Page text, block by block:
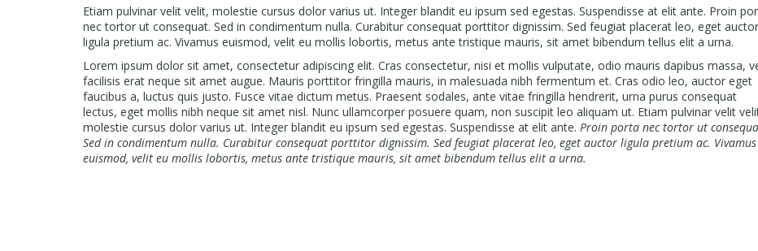
Etiam pulvinar velit velit, molestie cursus dolor varius ut. Integer blandit eu ipsum sed egestas. Suspendisse at elit ante. Proin
nec tortor ut consequat. Sed in condimentum nulla. Curabitur consequat porttitor dignissim. Sed feugiat placerat leo, eget auctor
ligula pretium ac. Vivamus euismod, velit eu mollis lobortis, metus ante tristique mauris, sit amet bibendum tellus elit a urna.
Lorem ipsum dolor sit amet, consectetur adipiscing elit. Cras consectetur, nisi et mollis vulputate, odio mauris dapibus massa,
facilisis erat neque sit amet augue. Mauris porttitor fringilla mauris, in malesuada nibh fermentum et. Cras odio leo, auctor eget
faucibus a, luctus quis justo. Fusce vitae dictum metus. Praesent sodales, ante vitae fringilla hendrerit, urna purus consequat
lectus, eget mollis nibh neque sit amet nisl. Nunc ullamcorper posuere quam, non suscipit leo aliquam ut. Etiam pulvinar velit
molestie cursus dolor varius ut. Integer blandit eu ipsum sed egestas. Suspendisse at elit ante. Proin porta nec tortor ut
Sed in condimentum nulla. Curabitur consequat porttitor dignissim. Sed feugiat placerat leo, eget auctor ligula pretium ac. Vivamus
euismod, velit eu mollis lobortis, metus ante tristique mauris, sit amet bibendum tellus elit a urna.